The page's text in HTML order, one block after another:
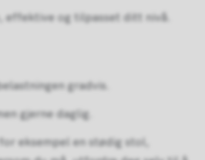
effektive og tilpasset ditt nivå.
gradvis.
gjerne daglig.
eksempel en stødig stol,